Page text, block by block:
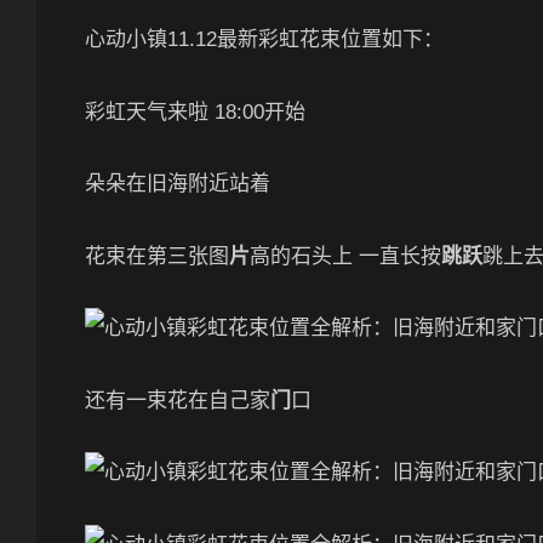
心动小镇11.12最新彩虹花束位置如下：
彩虹天气来啦 18:00开始
朵朵在旧海附近站着
花束在第三张图 片高的石头上 一直长按跳跃跳上
还有一束花在自己家门 口